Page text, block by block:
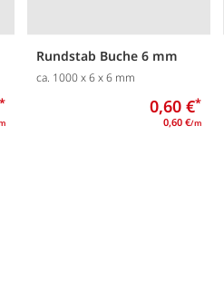
*
Rundstab Buche 6 mm
ca. 1000 x 6 x 6 mm
0,60 €*
0,60 €/m